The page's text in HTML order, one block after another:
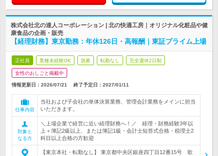
株式会社北の達人コーポレーション | 北の快適工房｜オリジナル化粧品や健
康食品の企画・販売
【経理財務】東京勤務：年休126日・高報酬｜東証プライム上場
正社員 業種未経験OK 急募 転勤なし 完全週休2日制
女性のおしごと掲載中
情報更新日：2026/07/21 終了予定日： 2027/01/11
仕事内容
当社および子会社の単体決算業務、管理会計業務をメインに担当
いただきます。
対象と
なる方
＼上場企業で経営に近い経理財務へ！／ 経理・財務経験3年以
上＋簿記2級以上、または簿記1級・会計士短答式合格・税理士2
科目以上合格の方歓迎
【東京本社・転勤なし】 東京都中央区銀座四丁目12番15号 歌